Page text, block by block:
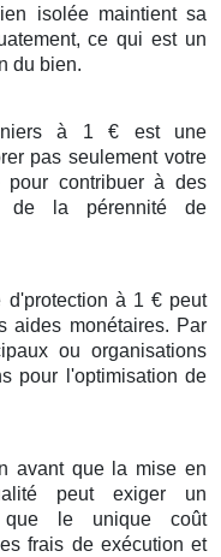
isolée maintientsa
, ce qui est un
du bien.
à 1 € est une
pas seulementvotre
pour contribuerà des
de la pérennité
de
d'protection à 1 €peut
aides monétaires. Par
ouorganisations
pour l'optimisation de
avantque la mise en
peut exiger un
le unique coût
frais de exécution et